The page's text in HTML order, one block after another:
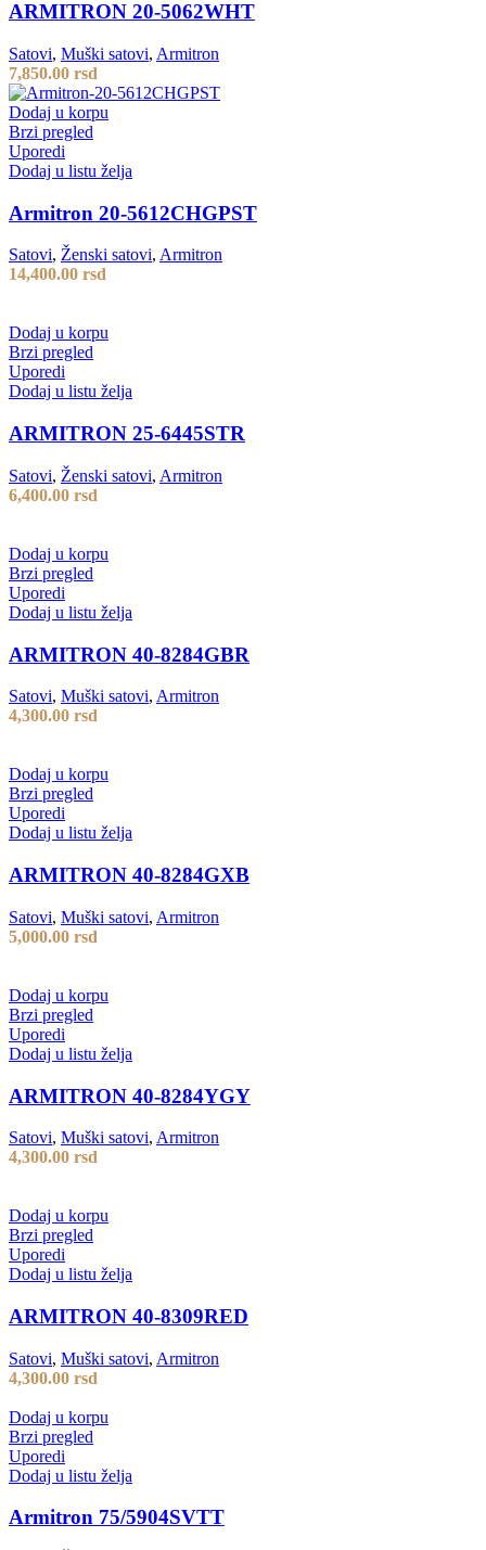
ARMITRON 20-5062WHT
Satovi, Muški satovi, Armitron
7,850.00 rsd
Dodaj u korpu
Brzi pregled
Uporedi
Dodaj u listu želja
Armitron 20-5612CHGPST
Satovi, Ženski satovi, Armitron
14,400.00 rsd
Dodaj u korpu
Brzi pregled
Uporedi
Dodaj u listu želja
ARMITRON 25-6445STR
Satovi, Ženski satovi, Armitron
6,400.00 rsd
Dodaj u korpu
Brzi pregled
Uporedi
Dodaj u listu želja
ARMITRON 40-8284GBR
Satovi, Muški satovi, Armitron
4,300.00 rsd
Dodaj u korpu
Brzi pregled
Uporedi
Dodaj u listu želja
ARMITRON 40-8284GXB
Satovi, Muški satovi, Armitron
5,000.00 rsd
Dodaj u korpu
Brzi pregled
Uporedi
Dodaj u listu želja
ARMITRON 40-8284YGY
Satovi, Muški satovi, Armitron
4,300.00 rsd
Dodaj u korpu
Brzi pregled
Uporedi
Dodaj u listu želja
ARMITRON 40-8309RED
Satovi, Muški satovi, Armitron
4,300.00 rsd
Dodaj u korpu
Brzi pregled
Uporedi
Dodaj u listu želja
Armitron 75/5904SVTT